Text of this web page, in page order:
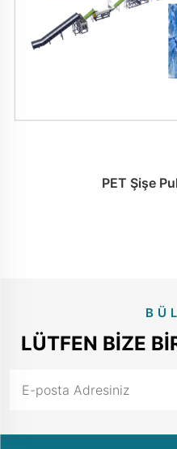
PET Şişe
LÜTFEN BIZE